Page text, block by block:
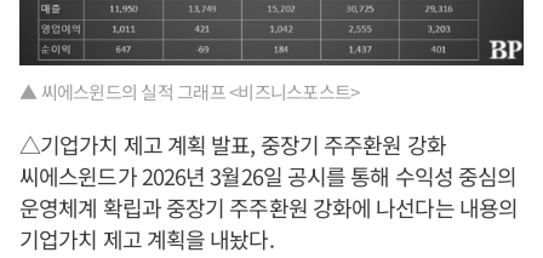
▲ 씨에스윈드의 실적 그래프 <비즈니스포스트>
△기업가치 제고 계획 발표, 중장기 주주환원 강화
씨에스윈드가 2026년 3월26일 공시를 통해 수익성 중심의
운영체계 확립과 중장기 주주환원 강화에 나선다는 내용의
기업가치 제고 계획을 내놨다.